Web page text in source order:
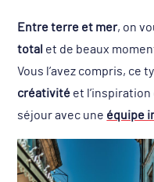
Entre terre et mer, on
total et de beaux
Vous l’avez compris, ce
créativité et
séjour avec une équipe